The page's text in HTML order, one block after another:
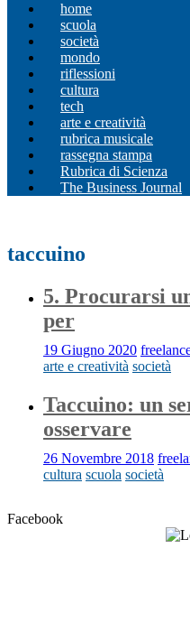
home
scuola
società
mondo
riflessioni
cultura
tech
arte e creatività
rubrica musicale
rassegna stampa
Rubrica di Scienza
The Business Journal
taccuino
5. Procurarsi
per
19 Giugno 2020
arte e creatività società
Taccuino: un
osservare
26 Novembre 2018
cultura scuola società
Facebook